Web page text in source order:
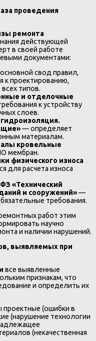
проведения
ремонта
действующей
в своей работе
документами:
свод правил,
к проектированию,
типов.
и отделочные
к устройству
слоев.
— определяет
материалам.
кровельные
мембран.
физического износа
для расчета износа
«Технический
и сооружений»—
требования.
работ этим
научно
и наличии нарушений.
выявляемых при
все выявленные
признакам, что
и определить их
проектные (ошибки в
(нарушение технологии
(некачественная